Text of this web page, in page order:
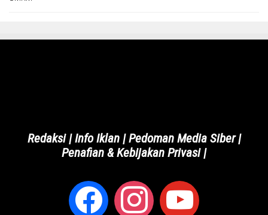
Redaksi|Info Iklan|Pedoman Media Siber|
Penafian & Kebijakan Privasi|